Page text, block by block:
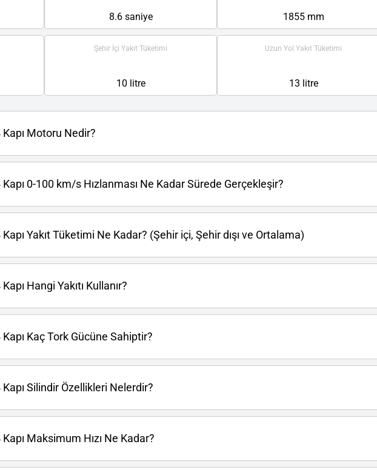
8.6 saniye 1855 mm
Şehir İçi Yakıt Tüketimi
10 litre
Uzun Yol Yakıt Tüketimi
13 litre
Motoru Nedir?
0-100 km/s Hızlanması Ne Kadar Sürede Gerçekleşir?
Yakıt Tüketimi Ne Kadar? (Şehir içi, Şehir dışı ve Ortalama)
Hangi Yakıtı Kullanır?
Kaç Tork Gücüne Sahiptir?
Silindir Özellikleri Nelerdir?
Maksimum Hızı Ne Kadar?